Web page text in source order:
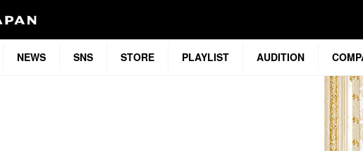
NEWS SNS STORE PLAYLIST AUDITION